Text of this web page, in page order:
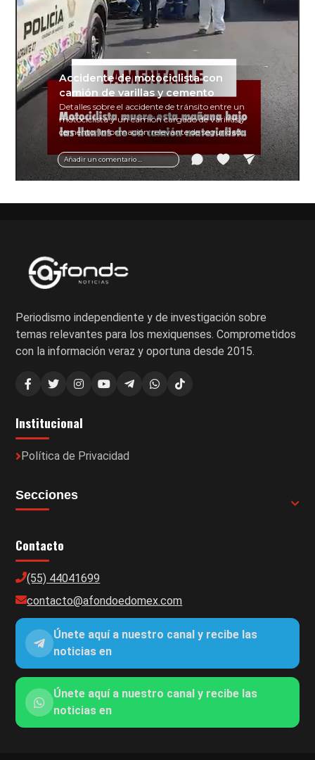
Añadir un comentario ...
Accidente de motociclista con
camión de varillas y cemento
Detalles sobre el accidente de tránsito entre un
motociclista y un camión cargado de varillas y
cemento. Información relevante de seguridad
vial y recomendaciones para motociclistas.
Periodismo independiente y de investigación sobre
temas relevantes para los mexiquenses. Comprometidos
con la información veraz y oportuna desde 2015.
Institucional
Política de Privacidad
Secciones
Contacto
(55) 44041699
contacto@afondoedomex.com
Únete aquí a nuestro canal y recibe las
noticias en
Únete aquí a nuestro canal y recibe las
noticias en